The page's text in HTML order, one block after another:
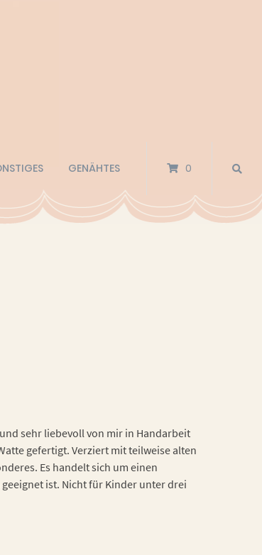
GENÄHTES 0
sehr liebevoll von mir in Handarbeit
gefertigt. Verziert mit teilweise alten
Es handelt sich um einen
ist. Nicht für Kinder unter drei